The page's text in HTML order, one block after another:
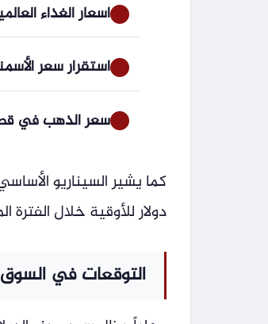
أسعار الغذاء
استقرار سعر الأسمنت اليوم
سعر الذهب في قطر
دولار للأوقية خلال الفترة
التوقعات في